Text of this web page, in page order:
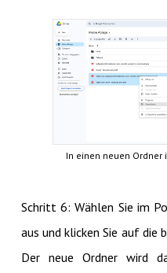
In einen neuen Ordner
Schritt 6: Wählen Sie im
aus und klicken Sie auf die
Der neue Ordner wird